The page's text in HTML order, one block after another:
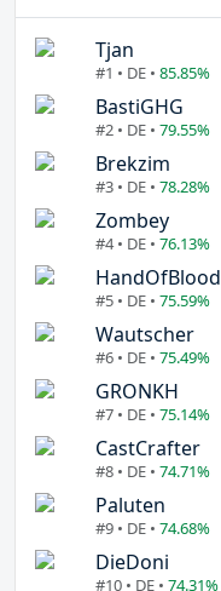
Tjan
#1 • DE • 85.85%
BastiGHG
#2 • DE • 79.55%
Brekzim
#3 • DE • 78.28%
Zombey
#4 • DE • 76.13%
HandOfBlood
#5 • DE • 75.59%
Wautscher
#6 • DE • 75.49%
GRONKH
#7 • DE • 75.14%
CastCrafter
#8 • DE • 74.71%
Paluten
#9 • DE • 74.68%
DieDoni
#10 • DE • 74.31%